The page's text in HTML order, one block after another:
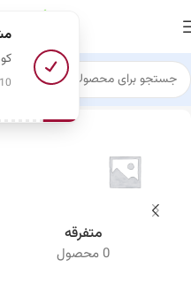
خانه فروشگاه
متفرقه
0 محصول